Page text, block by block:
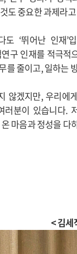
도 중요한 과제라
‘뛰어난 인재
구 인재를 적극
를 줄이고, 일하는
않겠지만, 우리
분이 있습니다.
마음과 정성을 다
< 김세